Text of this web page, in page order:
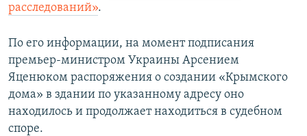
КРЫМ.НЕПОКОРЕННЫЙ
УКРАИНСКАЯ ПРОБЛЕМА КРЫМА
Все сайты RFE/RL
расследований».
По его информации, на момент подписания
премьер-министром Украины Арсением
Яценюком распоряжения о создании «Крымского
дома» в здании по указанному адресу оно
находилось и продолжает находиться в судебном
споре.